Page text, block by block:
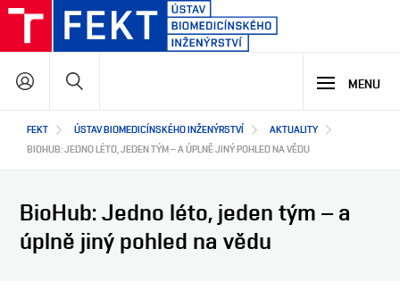
Přejít
hlavnímu
obsahu
Hlavní
navigace
STUDIUM
NABÍDKA STUDIJNÍCH PROGRAMŮ
LETNÍ ŠKOLA BIOMEDICÍNY
SPOLUPRÁCE
MENU
FEKT ÚSTAV BIOMEDICÍNSKÉHO INŽENÝRSTVÍ
AKTUALITY
BIOHUB: JEDNO LÉTO, JEDEN TÝM – A ÚPLNĚ JINÝ POHLED NA VĚDU
BioHub: Jedno léto, jeden tým – a
úplně jiný pohled na vědu